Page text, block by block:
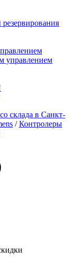
управлением
склада в Санкт-
/ Контролеры